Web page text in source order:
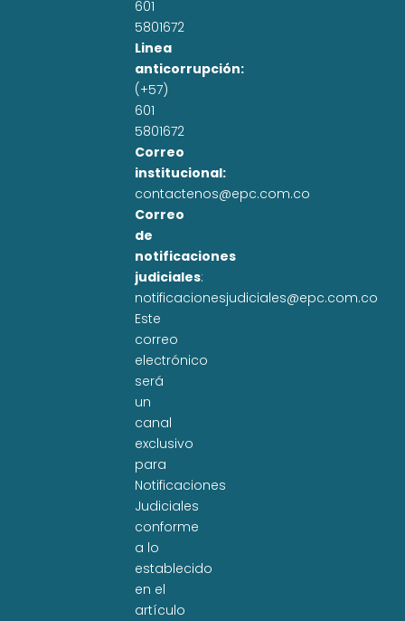
601
5801672
Linea
anticorrupción:
(+57)
601
5801672
Correo
institucional:
contactenos@epc.com.co
Correo
de
notificaciones
judiciales:
notificacionesjudiciales@epc.com.co
Este
correo
electrónico
será
un
canal
exclusivo
para
Notificaciones
Judiciales
conforme
a lo
establecido
en el
artículo